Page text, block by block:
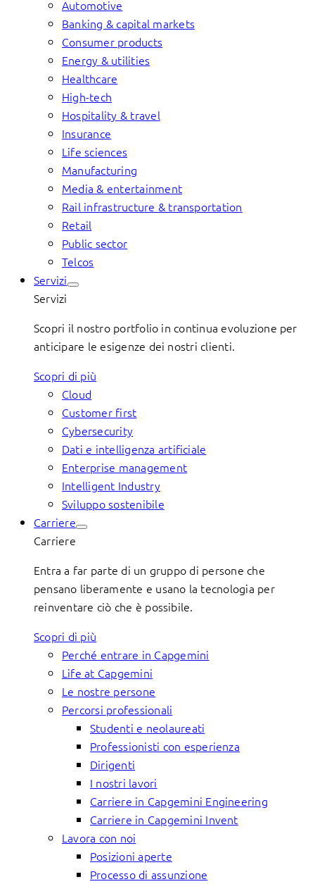
Automotive
Banking & capital markets
Consumer products
Energy & utilities
Healthcare
High-tech
Hospitality & travel
Insurance
Life sciences
Manufacturing
Media & entertainment
Rail infrastructure & transportation
Retail
Public sector
Telcos
Servizi
Servizi
Scopri il nostro portfolio in continua evoluzione per
anticipare le esigenze dei nostri clienti.
Scopri di più
Cloud
Customer first
Cybersecurity
Dati e intelligenza artificiale
Enterprise management
Intelligent Industry
Sviluppo sostenibile
Carriere
Carriere
Entra a far parte di un gruppo di persone che
pensano liberamente e usano la tecnologia per
reinventare ciò che è possibile.
Scopri di più
Perché entrare in Capgemini
Life at Capgemini
Le nostre persone
Percorsi professionali
Studenti e neolaureati
Professionisti con esperienza
Dirigenti
I nostri lavori
Carriere in Capgemini Engineering
Carriere in Capgemini Invent
Lavora con noi
Posizioni aperte
Processo di assunzione